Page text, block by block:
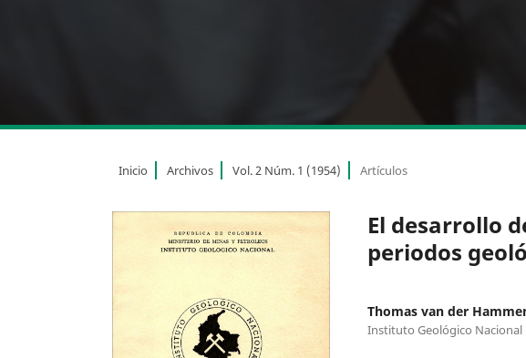
Inicio Archivos Vol. 2 Núm. 1 (1954) Artículos
El desarrollo
periodos
Thomas van der
Instituto Geológico Nacional